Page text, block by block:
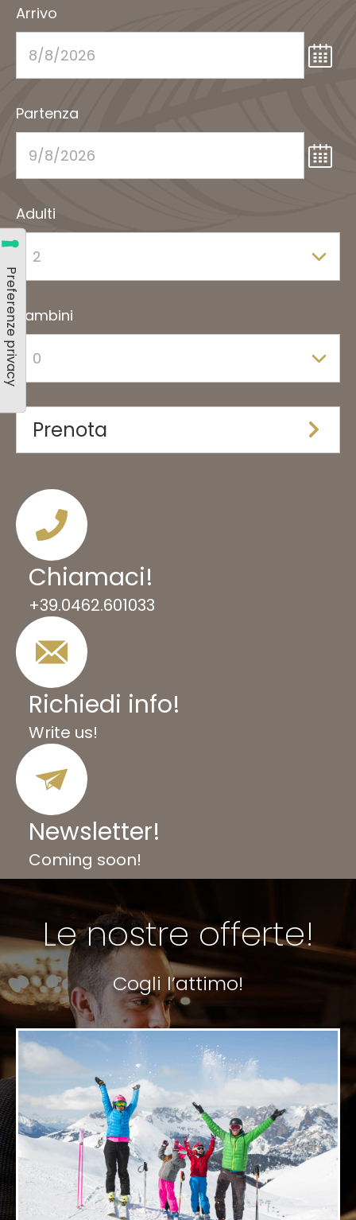
Arrivo
Partenza
Adulti
Bambini
Prenota
Chiamaci!
+39.0462.601033
Richiedi info!
Write us!
Newsletter!
Coming soon!
Le nostre offerte!
Cogli l’attimo!